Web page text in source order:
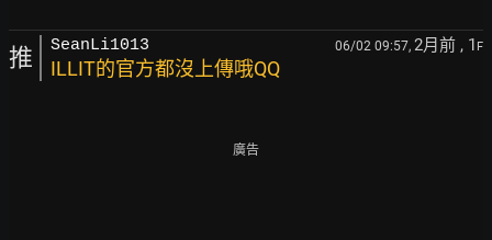
推 SeanLi1013 06/02 09:57, 2月前 , 1 F
ILLIT的官方都沒上傳哦QQ
廣告